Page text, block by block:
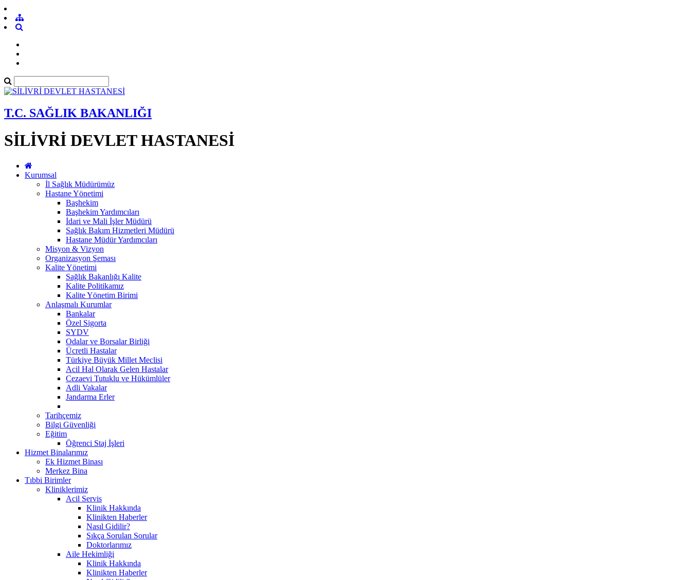
T.C. SAĞLIK BAKANLIĞI
SİLİVRİ DEVLET HASTANESİ
Kurumsal
İl Sağlık Müdürümüz
Hastane Yönetimi
Başhekim
Başhekim Yardımcıları
İdari ve Mali İşler Müdürü
Sağlık Bakım Hizmetleri Müdürü
Hastane Müdür Yardımcıları
Misyon & Vizyon
Organizasyon Şeması
Kalite Yönetimi
Sağlık Bakanlığı Kalite
Kalite Politikamız
Kalite Yönetim Birimi
Anlaşmalı Kurumlar
Bankalar
Özel Sigorta
SYDV
Odalar ve Borsalar Birliği
Ücretli Hastalar
Türkiye Büyük Millet Meclisi
Acil Hal Olarak Gelen Hastalar
Cezaevi Tutuklu ve Hükümlüler
Adli Vakalar
Jandarma Erler
Tarihçemiz
Bilgi Güvenliği
Eğitim
Öğrenci Staj İşleri
Hizmet Binalarımız
Ek Hizmet Binası
Merkez Bina
Tıbbi Birimler
Kliniklerimiz
Acil Servis
Klinik Hakkında
Klinikten Haberler
Nasıl Gidilir?
Sıkça Sorulan Sorular
Doktorlarımız
Aile Hekimliği
Klinik Hakkında
Klinikten Haberler